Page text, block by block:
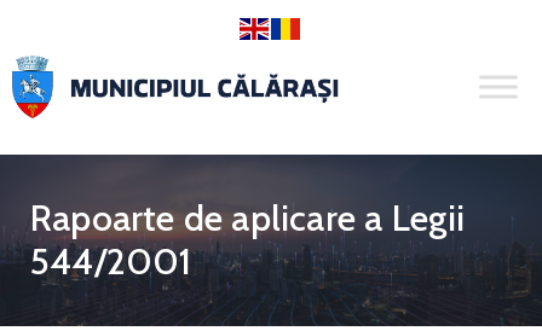
Rapoarte de aplicare a Legii
544/2001